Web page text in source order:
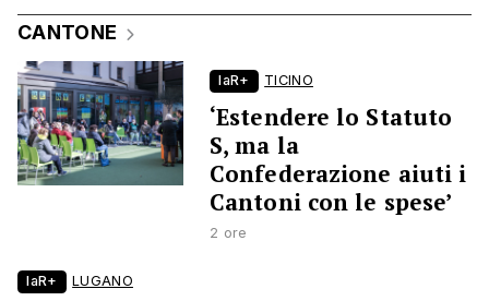
CANTONE
laR+ TICINO
‘Estendere lo Statuto
S, ma la
Confederazione aiuti i
Cantoni con le spese’
2 ore
laR+ LUGANO